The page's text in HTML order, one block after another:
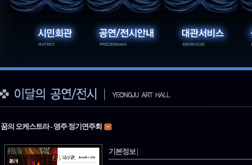
꿈의 오케스트라 - 영주 정기연주회
기본정보 |